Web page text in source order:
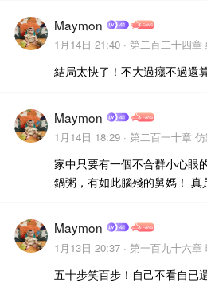
Maymon
1月14日 21:40 ·第二百二十四章
結局太快了！不大過癮不過還
Maymon
1月14日 18:29 ·第二百一十章
家中只要有一個不合群小心眼
鍋粥，有如此腦殘的舅媽！ 真
Maymon
1月13日 20:37 ·第一百九十六章
五十步笑百步！自己不看自已